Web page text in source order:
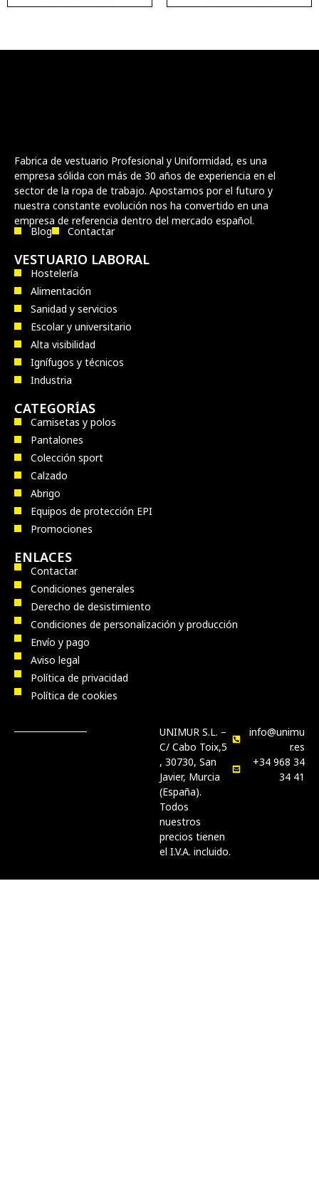
Fabrica de vestuario Profesional y Uniformidad, es una
empresa sólida con más de 30 años de experiencia en el
sector de la ropa de trabajo. Apostamos por el futuro y
nuestra constante evolución nos ha convertido en una
empresa de referencia dentro del mercado español.
Blog Contactar
VESTUARIO LABORAL
Hostelería
Alimentación
Sanidad y servicios
Escolar y universitario
Alta visibilidad
Ignífugos y técnicos
Industria
CATEGORÍAS
Camisetas y polos
Pantalones
Colección sport
Calzado
Abrigo
Equipos de protección EPI
Promociones
ENLACES
Contactar
Condiciones generales
Derecho de desistimiento
Condiciones de personalización y producción
Envío y pago
Aviso legal
Política de privacidad
Política de cookies
UNIMUR S.L. –
C/ Cabo Toix,5
, 30730, San
Javier, Murcia
(España).
Todos
nuestros
precios tienen
el I.V.A. incluido.
info@unimu
r.es
+34 968 34
34 41